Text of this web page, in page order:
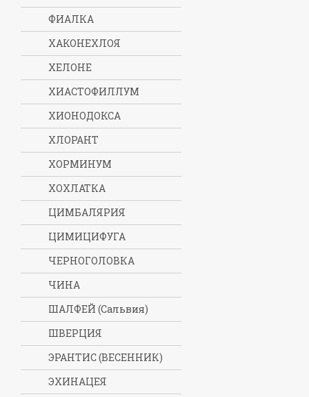
ФИАЛКА
ХАКОНЕХЛОЯ
ХЕЛОНЕ
ХИАСТОФИЛЛУМ
ХИОНОДОКСА
ХЛОРАНТ
ХОРМИНУМ
ХОХЛАТКА
ЦИМБАЛЯРИЯ
ЦИМИЦИФУГА
ЧЕРНОГОЛОВКА
ЧИНА
ШАЛФЕЙ (Сальвия)
ШВЕРЦИЯ
ЭРАНТИС (ВЕСЕННИК)
ЭХИНАЦЕЯ